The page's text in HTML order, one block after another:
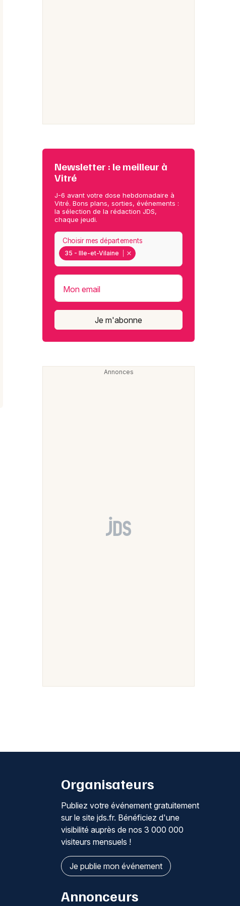
Newsletter : le meilleur à
Vitré
J-6 avant votre dose hebdomadaire à
Vitré. Bons plans, sorties, événements :
la sélection de la rédaction JDS,
chaque jeudi.
35 - Ille-et-Vilaine
Choisir mes départements
Mon email
Je m'abonne
Organisateurs
Publiez votre événement gratuitement
sur le site jds.fr. Bénéficiez d'une
visibilité auprès de nos 3 000 000
visiteurs mensuels !
Je publie mon événement
Annonceurs